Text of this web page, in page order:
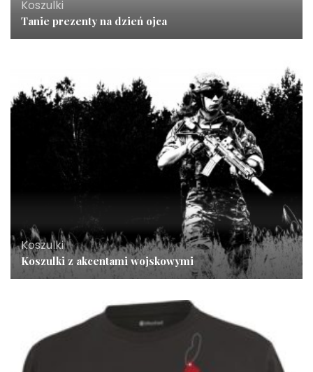
Koszulki
Tanie prezenty na dzień ojca
Koszulki
Koszulki z akcentami wojskowymi